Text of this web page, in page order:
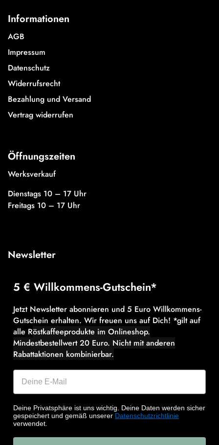
Informationen
AGB
Impressum
Datenschutz
Widerrufsrecht
Bezahlung und Versand
Vertrag widerrufen
Öffnungszeiten
Werksverkauf
Dienstags 10 – 17 Uhr
Freitags 10 – 17 Uhr
Newsletter
5 € Willkommens-Gutschein*
Jetzt Newsletter abonnieren und 5 Euro Willkommens-
Gutschein erhalten. Wir freuen uns auf Dich! *gilt auf
alle Röstkaffeeprodukte im Onlineshop.
Mindestbestellwert 20 Euro. Nicht mit anderen
Rabattaktionen kombinierbar.
Deine Privatsphäre ist uns wichtig. Deine Daten werden sicher
gespeichert und gemäß unserer Datenschutzrichtlinie
verwendet.